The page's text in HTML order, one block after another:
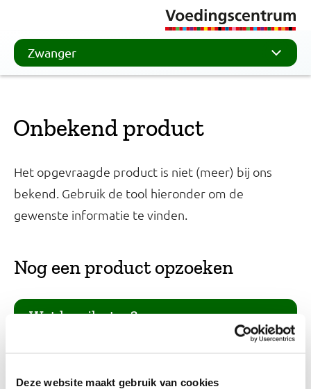
Deze website maakt gebruik van cookies
Zwanger
Onbekend product
Het opgevraagde product is niet (meer) bij ons
bekend. Gebruik de tool hieronder om de
gewenste informatie te vinden.
Nog een product opzoeken
Wat kan ik eten?